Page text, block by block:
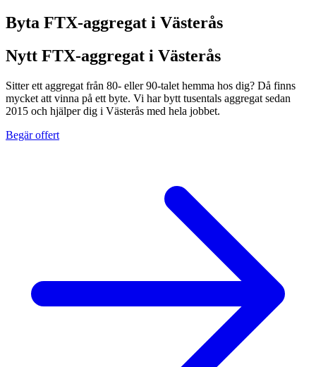
Byta FTX-aggregat i Västerås
Nytt FTX-aggregat i Västerås
Sitter ett aggregat från 80- eller 90-talet hemma hos dig? Då finns
mycket att vinna på ett byte. Vi har bytt tusentals aggregat sedan
2015 och hjälper dig i Västerås med hela jobbet.
Begär offert